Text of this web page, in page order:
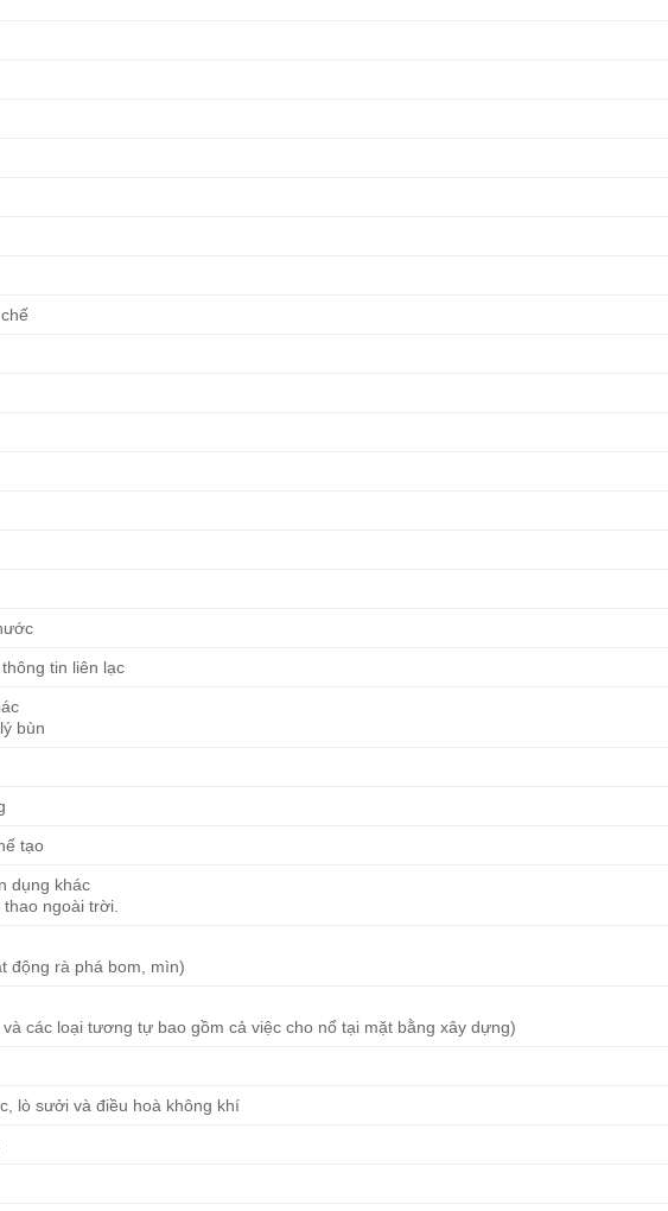
tin liên lạc
bùn
tạo
dụng khác
ngoài trời.
động rà phá bom, mìn)
các loại tương tự bao gồm cả việc cho nổ tại mặt bằng xây dựng)
lò sưởi và điều hoà không khí